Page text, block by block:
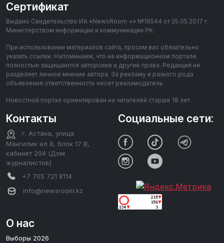
Сертификат
Выдано Свидетельство ИА «NewsRoom +» №16544 от 25.05.2017 г.
Министерством информации и коммуникации РК.
При использовании материалов сайта, просим вас обязательно
указать ссылки. Напоминаем, что на информационном портале
полностью защищаются авторские и другие права. Редакция не
разделяет личное мнение автора. За рекламу и разного рода
объявления ответственность несет рекламодатель.
Новостной портал ориентирован на читателей старше 18 лет.
Контакты
г. Астана, улица
Мангилик ел 8, блок 17 В,
кабинет 204 (Дом
журналистов)
+7 705 721 8114
info@newsroom.kz
О нас
Выборы 2026
Социальные сети: